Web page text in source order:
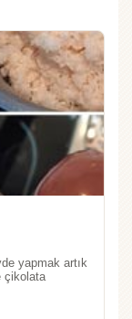
yapmak artık
çikolata